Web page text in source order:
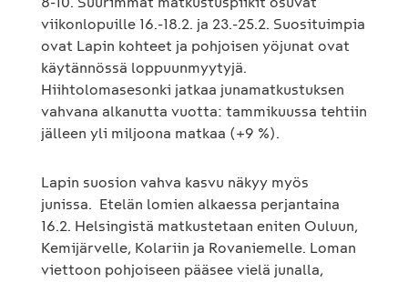
viikonlopuille 16.-18.2. ja 23.-25.2. Suosituimpia
ovat Lapin kohteet ja pohjoisen yöjunat ovat
käytännössä loppuunmyytyjä.
Hiihtolomasesonki jatkaa junamatkustuksen
vahvana alkanutta vuotta: tammikuussa tehtiin
jälleen yli miljoona matkaa (+9 %).
Lapin suosion vahva kasvu näkyy myös
junissa. Etelän lomien alkaessa perjantaina
16.2. Helsingistä matkustetaan eniten Ouluun,
Kemijärvelle, Kolariin ja Rovaniemelle. Loman
viettoon pohjoiseen pääsee vielä junalla,